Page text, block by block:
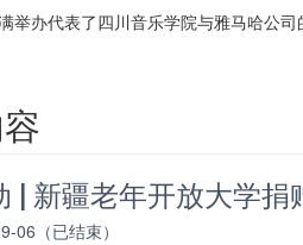
举办代表了四川音乐学院与雅马哈公
| 新疆老年开放大学捐
06（已结束）